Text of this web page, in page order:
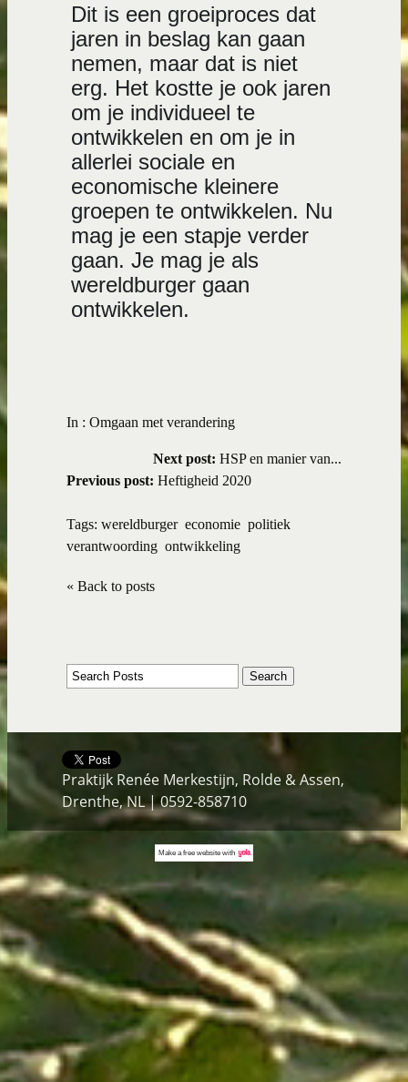
Dit is een groeiproces dat
jaren in beslag kan gaan
nemen, maar dat is niet
erg. Het kostte je ook jaren
om je individueel te
ontwikkelen en om je in
allerlei sociale en
economische kleinere
groepen te ontwikkelen. Nu
mag je een stapje verder
gaan. Je mag je als
wereldburger gaan
ontwikkelen.
In : Omgaan met verandering
Next post: HSP en manier van...
Previous post: Heftigheid 2020
Tags: wereldburger economie politiek
verantwoording ontwikkeling
« Back to posts
Praktijk Renée Merkestijn, Rolde & Assen,
Drenthe, NL | 0592-858710
Make a free websitewith